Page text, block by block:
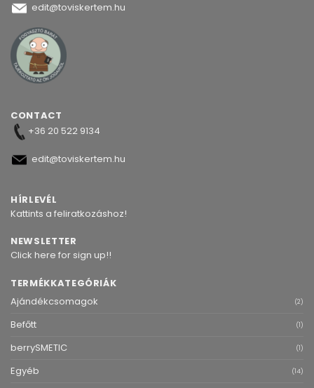
edit@toviskertem.hu
CONTACT
+36 20 522 9134
edit@toviskertem.hu
HÍRLEVÉL
Kattints a feliratkozáshoz!
NEWSLETTER
Click here for sign up!!
TERMÉKKATEGÓRIÁK
Ajándékcsomagok
(2)
Befőtt (1)
berrySMETIC (1)
Egyéb (14)